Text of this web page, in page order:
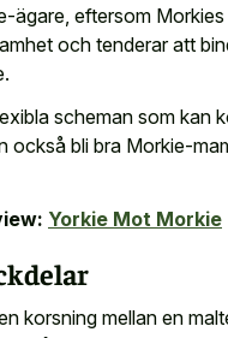
ägare, eftersom Morkies
och tenderar att
scheman som kan
också bli bra Morkie-
Yorkie Mot Morkie
korsning mellan en